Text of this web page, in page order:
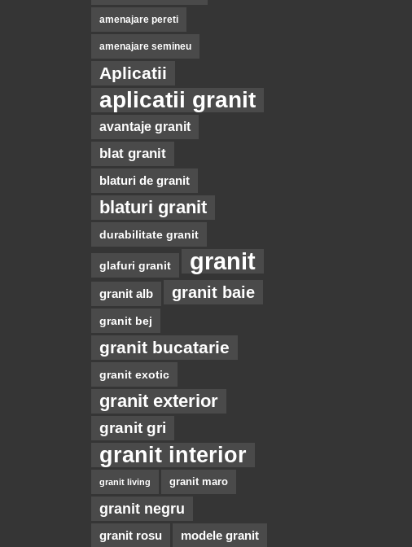
amenajare pereti
amenajare semineu
Aplicatii
aplicatii granit
avantaje granit
blat granit
blaturi de granit
blaturi granit
durabilitate granit
glafuri granit granit
granit alb granit baie
granit bej
granit bucatarie
granit exotic
granit exterior
granit gri
granit interior
granit living granit maro
granit negru
granit rosu modele granit